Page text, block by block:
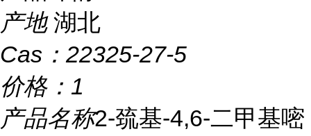
产地 湖北
Cas： 22325-27-5
价格： 1
产品名称2-巯基-4,6-二甲基嘧